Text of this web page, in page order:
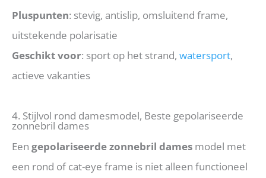
Pluspunten: stevig, antislip, omsluitend frame,
uitstekende polarisatie
Geschikt voor: sport op het strand, watersport,
actieve vakanties
4. Stijlvol rond damesmodel, Beste gepolariseerde
zonnebril dames
Een gepolariseerde zonnebril dames model met
een rond of cat-eye frame is niet alleen functioneel